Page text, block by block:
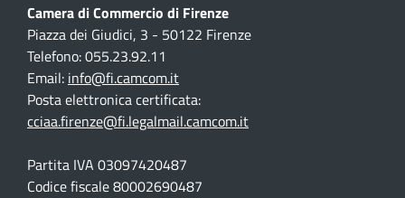
Camera di Commercio di Firenze
Piazza dei Giudici, 3 - 50122 Firenze
Telefono: 055.23.92.11
Email: info@fi.camcom.it
Posta elettronica certificata:
cciaa.firenze@fi.legalmail.camcom.it
Partita IVA 03097420487
Codice fiscale 80002690487